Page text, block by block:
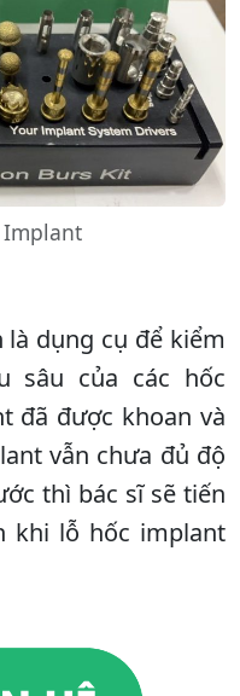
dụng cụ để kiểm
sâu của các hốc
đã được khoan và
vẫn chưa đủ độ
thì bác sĩ sẽ tiến
khi lỗ hốc implant